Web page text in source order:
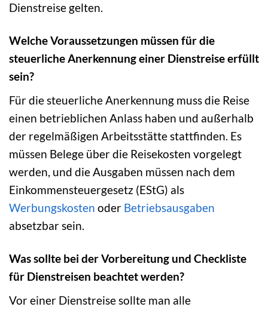
Dienstreise gelten.
Welche Voraussetzungen müssen für die
steuerliche Anerkennung einer Dienstreise erfüllt
sein?
Für die steuerliche Anerkennung muss die Reise
einen betrieblichen Anlass haben und außerhalb
der regelmäßigen Arbeitsstätte stattfinden. Es
müssen Belege über die Reisekosten vorgelegt
werden, und die Ausgaben müssen nach dem
Einkommensteuergesetz (EStG) als
Werbungskosten oder Betriebsausgaben
absetzbar sein.
Was sollte bei der Vorbereitung und Checkliste
für Dienstreisen beachtet werden?
Vor einer Dienstreise sollte man alle